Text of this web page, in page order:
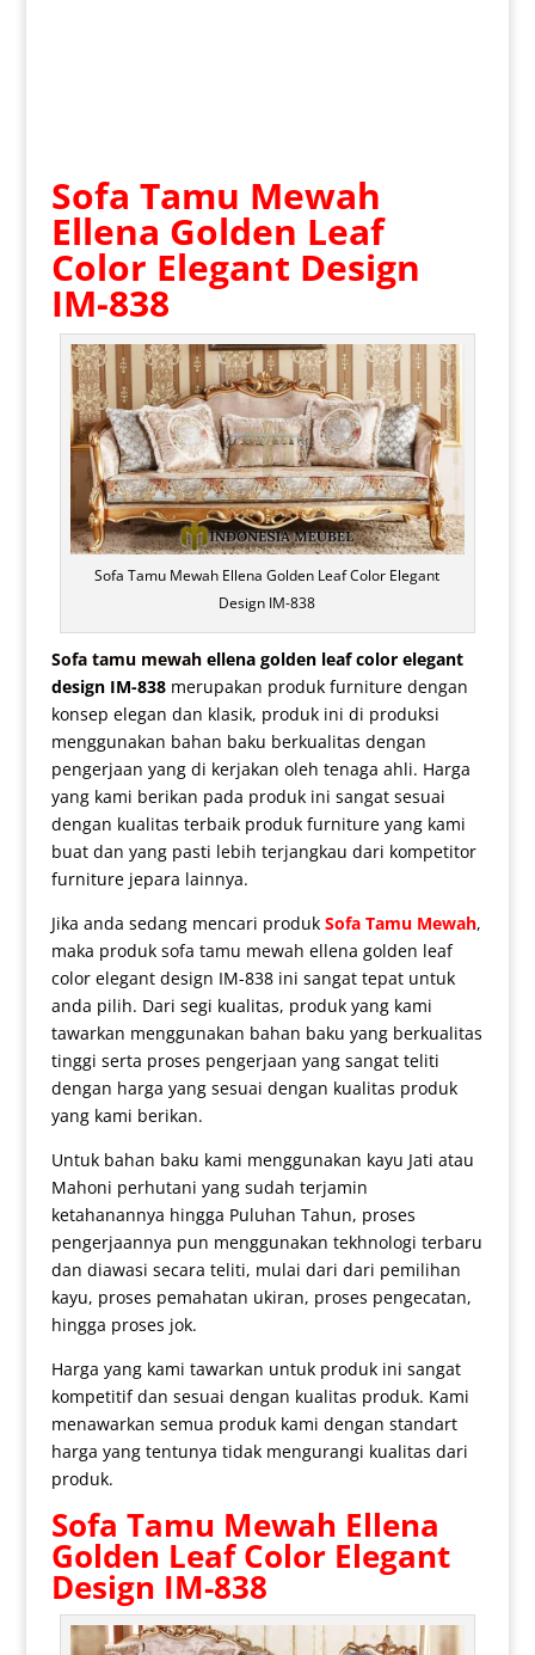
Sofa Tamu Mewah
Ellena Golden Leaf
Color Elegant Design
IM-838
Sofa Tamu Mewah Ellena Golden Leaf Color Elegant
Design IM-838
Sofa tamu mewahellena golden leaf color elegant
design IM-838merupakan produk furniture dengan
konsep elegan dan klasik, produk ini di produksi
menggunakan bahan baku berkualitas dengan
pengerjaan yang di kerjakan oleh tenaga ahli. Harga
yang kami berikan pada produk ini sangat sesuai
dengan kualitas terbaik produk furniture yang kami
buat dan yang pasti lebih terjangkau dari kompetitor
furniture jepara lainnya.
Jika anda sedang mencari produk Sofa Tamu Mewah,
maka produk sofa tamu mewah ellena golden leaf
color elegant design IM-838 ini sangat tepat untuk
anda pilih. Dari segi kualitas, produk yang kami
tawarkan menggunakan bahan baku yang berkualitas
tinggi serta proses pengerjaan yang sangat teliti
dengan harga yang sesuai dengan kualitas produk
yang kami berikan.
Untuk bahan baku kami menggunakan kayu Jati atau
Mahoni perhutani yang sudah terjamin
ketahanannya hingga Puluhan Tahun, proses
pengerjaannya pun menggunakan tekhnologi terbaru
dan diawasi secara teliti, mulai dari dari pemilihan
kayu, proses pemahatan ukiran, proses pengecatan,
hingga proses jok.
Harga yang kami tawarkan untuk produk ini sangat
kompetitif dan sesuai dengan kualitas produk. Kami
menawarkan semua produk kami dengan standart
harga yang tentunya tidak mengurangi kualitas dari
produk.
Sofa Tamu Mewah Ellena
Golden Leaf Color Elegant
Design IM-838